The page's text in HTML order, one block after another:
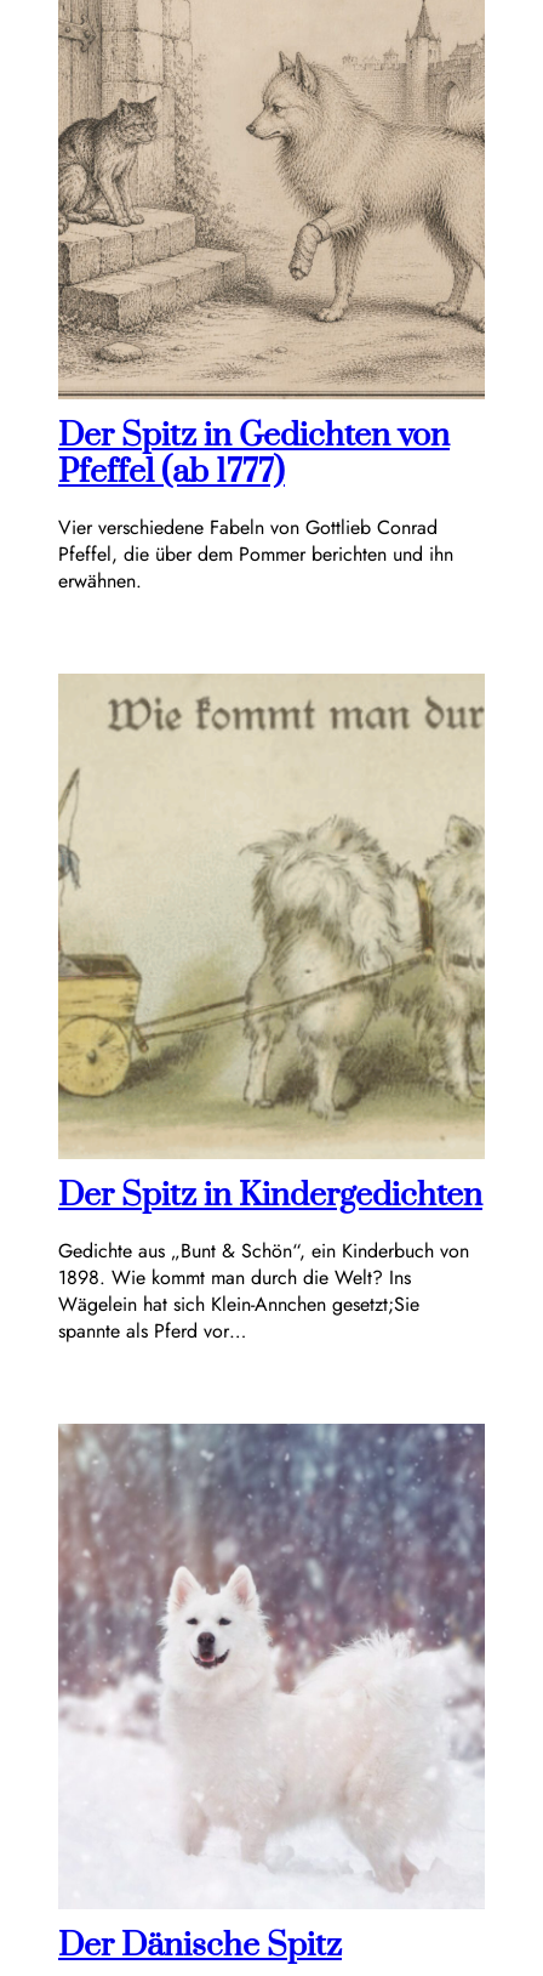
Der Spitz in Gedichten von
Pfeffel (ab 1777)
Vier verschiedene Fabeln von Gottlieb Conrad
Pfeffel, die über dem Pommer berichten und ihn
erwähnen.
Der Spitz in Kindergedichten
Gedichte aus „Bunt & Schön“, ein Kinderbuch von
1898. Wie kommt man durch die Welt? Ins
Wägelein hat sich Klein-Annchen gesetzt;Sie
spannte als Pferd vor…
Der Dänische Spitz